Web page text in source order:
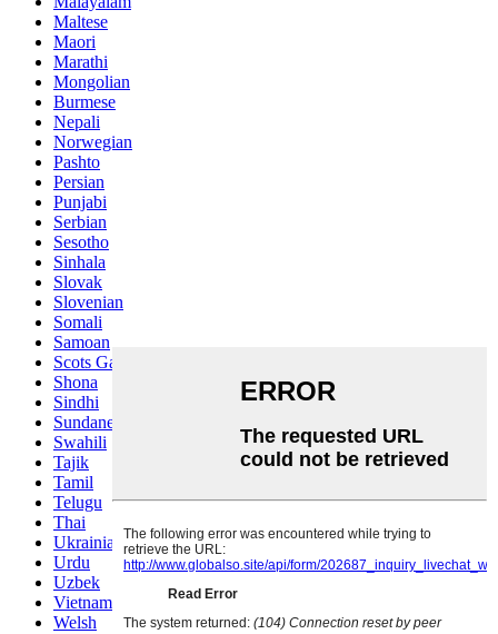
Maltese
Maori
Marathi
Mongolian
Burmese
Nepali
Norwegian
Pashto
Persian
Punjabi
Serbian
Sesotho
Sinhala
Slovak
Slovenian
Somali
Samoan
Scots Gaelic
Shona
Sindhi
Sundanese
Swahili
Tajik
Tamil
Telugu
Thai
Ukrainian
Urdu
Uzbek
Vietnamese
Welsh